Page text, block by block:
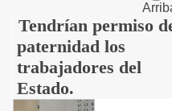
Tendrían permiso
paternidad los
trabajadores del
Estado.